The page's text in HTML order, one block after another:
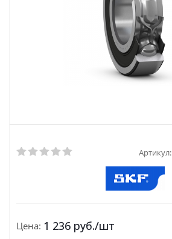
Артикул:
Цена: 1 236 руб./шт